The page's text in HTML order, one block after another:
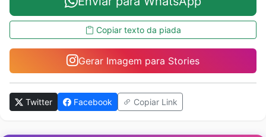
Copiar texto da piada
Gerar Imagem para Stories
Twitter Facebook Copiar Link